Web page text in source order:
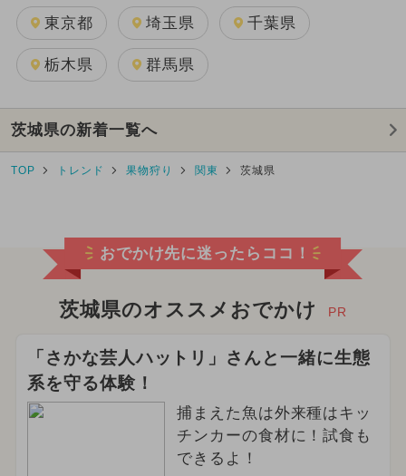
東京都 埼玉県 千葉県
栃木県 群馬県
茨城県の新着一覧へ
TOP トレンド 果物狩り 関東 茨城県
おでかけ先に迷ったらココ！
茨城県のオススメおでかけ PR
「さかな芸人ハットリ」さんと一緒に生態
系を守る体験！
捕まえた魚は外来種はキッ
チンカーの食材に！試食も
できるよ！